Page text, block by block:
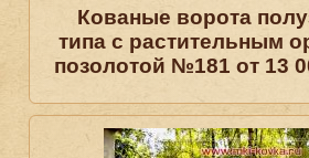
Кованые ворота
типа с растительным
позолотой №181 от 13